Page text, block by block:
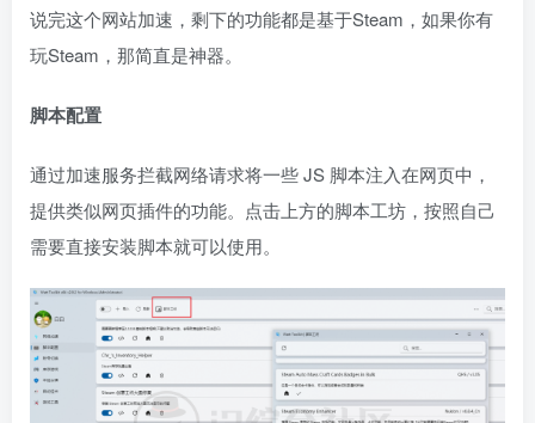
说完这个网站加速，剩下的功能都是基于Steam，如果你有
玩Steam，那简直是神器。
脚本配置
通过加速服务拦截网络请求将一些 JS 脚本注入在网页中，
提供类似网页插件的功能。点击上方的脚本工坊，按照自己
需要直接安装脚本就可以使用。